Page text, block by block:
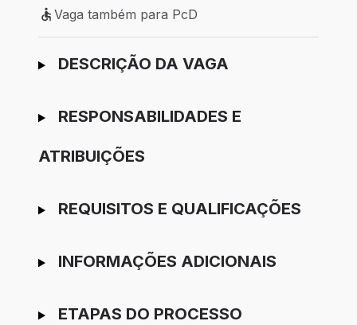
Vaga também para PcD
Vaga também para PcD
Ir para candidatura
DESCRIÇÃO DA VAGA
RESPONSABILIDADES E
ATRIBUIÇÕES
REQUISITOS E QUALIFICAÇÕES
INFORMAÇÕES ADICIONAIS
ETAPAS DO PROCESSO